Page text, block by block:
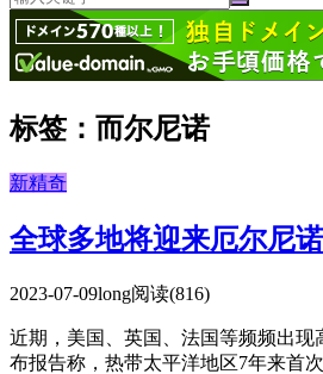
标签：而尔尼诺
新精奇
全球多地将迎来厄尔尼
2023-07-09long阅读(816)
近期，美国、英国、法国等频频出
布报告称，热带太平洋地区7年来首